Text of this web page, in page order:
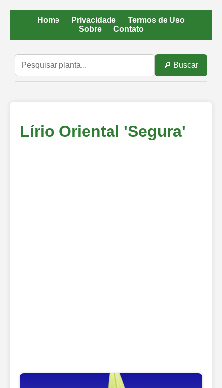
Home Privacidade
Termos de Uso
Sobre
Contato
🔎 Buscar
Lírio Oriental 'Segura'